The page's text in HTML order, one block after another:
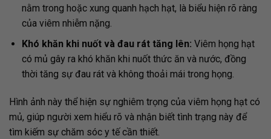
nằm trong hoặc xung quanh hạch hạt, là biểu hiện rõ ràng
của viêm nhiễm nặng.
Khó khăn khi nuốt và đau rát tăng lên: Viêm họng hạt
có mủ gây ra khó khăn khi nuốt thức ăn và nước, đồng
thời tăng sự đau rát và không thoải mái trong họng.
Hình ảnh này thể hiện sự nghiêm trọng của viêm họng hạt có
mủ, giúp người xem hiểu rõ và nhận biết tình trạng này để
tìm kiếm sự chăm sóc y tế cần thiết.